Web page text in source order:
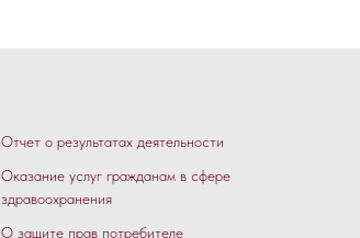
Отчет о результатах деятельности
Оказание услуг гражданам в сфере
здравоохранения
О защите прав потребителе